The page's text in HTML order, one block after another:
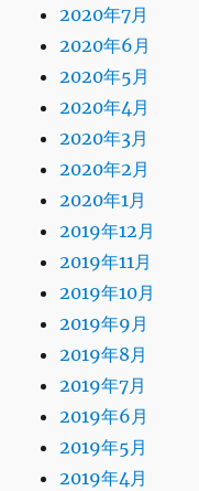
2020年7月
2020年6月
2020年5月
2020年4月
2020年3月
2020年2月
2020年1月
2019年12月
2019年11月
2019年10月
2019年9月
2019年8月
2019年7月
2019年6月
2019年5月
2019年4月